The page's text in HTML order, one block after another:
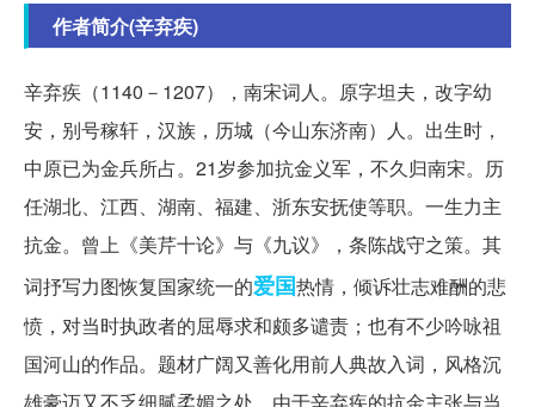
作者简介(辛弃疾)
辛弃疾（1140－1207），南宋词人。原字坦夫，改字幼
安，别号稼轩，汉族，历城（今山东济南）人。出生时，
中原已为金兵所占。21岁参加抗金义军，不久归南宋。历
任湖北、江西、湖南、福建、浙东安抚使等职。一生力主
抗金。曾上《美芹十论》与《九议》，条陈战守之策。其
词抒写力图恢复国家统一的爱国热情，倾诉壮志难酬的悲
愤，对当时执政者的屈辱求和颇多谴责；也有不少吟咏祖
国河山的作品。题材广阔又善化用前人典故入词，风格沉